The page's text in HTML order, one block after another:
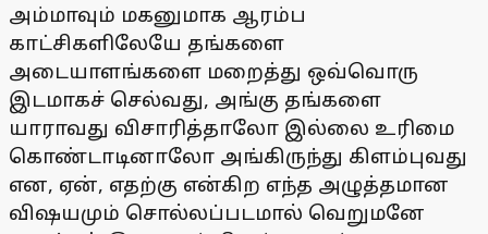
அம்மாவும் மகனுமாக ஆரம்ப
காட்சிகளிலேயே தங்களை
அடையாளங்களை மறைத்து ஒவ்வொரு
இடமாகச் செல்வது, அங்கு தங்களை
யாராவது விசாரித்தாலோ இல்லை உரிமை
கொண்டாடினாலோ அங்கிருந்து கிளம்புவது
என, ஏன், எதற்கு என்கிற எந்த அழுத்தமான
விஷயமும் சொல்லப்படமால் வெறுமனே